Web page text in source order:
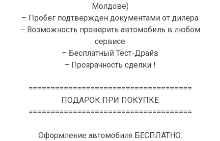
Молдове)
– Пробег подтвержден документами от дилера
– Возможность проверить автомобиль в любом
сервисе
– Бесплатный Тест-Драйв
– Прозрачность сделки !
=====================================
ПОДАРОК ПРИ ПОКУПКЕ
=====================================
Оформление автомобиля БЕСПЛАТНО.